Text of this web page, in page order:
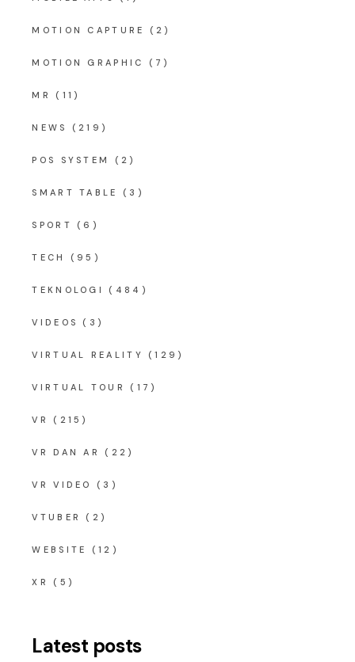
MOTION CAPTURE (2)
MOTION GRAPHIC (7)
MR (11)
NEWS (219)
POS SYSTEM (2)
SMART TABLE (3)
SPORT (6)
TECH (95)
TEKNOLOGI (484)
VIDEOS (3)
VIRTUAL REALITY (129)
VIRTUAL TOUR (17)
VR (215)
VR DAN AR (22)
VR VIDEO (3)
VTUBER (2)
WEBSITE (12)
XR (5)
Latest posts